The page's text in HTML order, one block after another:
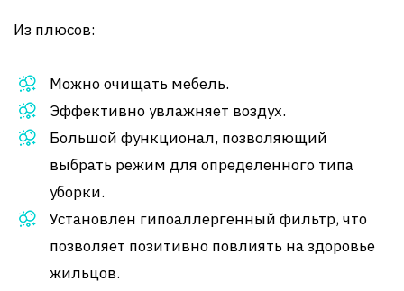
Из плюсов:
Можно очищать мебель.
Эффективно увлажняет воздух.
Большой функционал, позволяющий
выбрать режим для определенного типа
уборки.
Установлен гипоаллергенный фильтр, что
позволяет позитивно повлиять на здоровье
жильцов.